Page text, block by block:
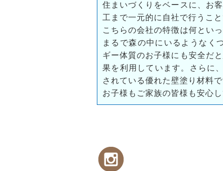
住まいづくりをベースに、お
工まで一元的に自社で行うこ
こちらの会社の特徴は何とい
まるで森の中にいるようなく
ギー体質のお子様にも安全だ
果を利用しています。さらに
されている優れた壁塗り材料で
お子様もご家族の皆様も安心